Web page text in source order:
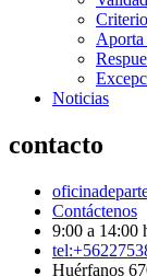
Aporta
Noticias
contacto
Contáctenos
9:00 a 14:00
Huérfanos